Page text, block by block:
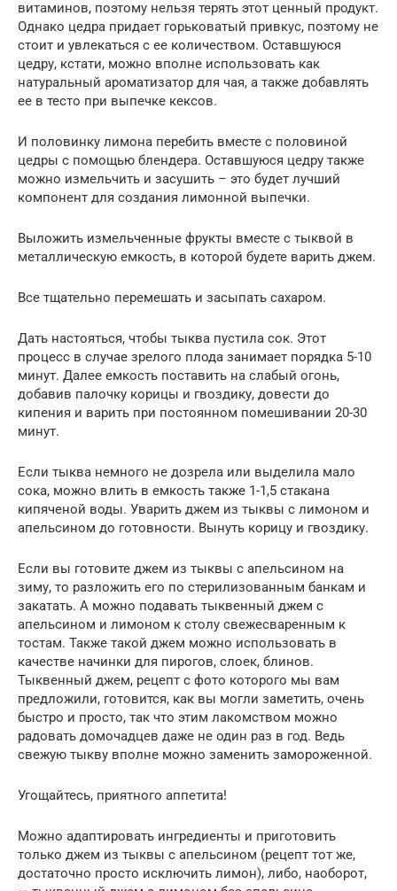
витаминов, поэтому нельзя терять этот ценный продукт.
Однако цедра придает горьковатый привкус, поэтому не
стоит и увлекаться с ее количеством. Оставшуюся
цедру, кстати, можно вполне использовать как
натуральный ароматизатор для чая, а также добавлять
ее в тесто при выпечке кексов.
И половинку лимона перебить вместе с половиной
цедры с помощью блендера. Оставшуюся цедру также
можно измельчить и засушить – это будет лучший
компонент для создания лимонной выпечки.
Выложить измельченные фрукты вместе с тыквой в
металлическую емкость, в которой будете варить джем.
Все тщательно перемешать и засыпать сахаром.
Дать настояться, чтобы тыква пустила сок. Этот
процесс в случае зрелого плода занимает порядка 5-10
минут. Далее емкость поставить на слабый огонь,
добавив палочку корицы и гвоздику, довести до
кипения и варить при постоянном помешивании 20-30
минут.
Если тыква немного не дозрела или выделила мало
сока, можно влить в емкость также 1-1,5 стакана
кипяченой воды. Уварить джем из тыквы с лимоном и
апельсином до готовности. Вынуть корицу и гвоздику.
Если вы готовите джем из тыквы с апельсином на
зиму, то разложить его по стерилизованным банкам и
закатать. А можно подавать тыквенный джем с
апельсином и лимоном к столу свежесваренным к
тостам. Также такой джем можно использовать в
качестве начинки для пирогов, слоек, блинов.
Тыквенный джем, рецепт с фото которого мы вам
предложили, готовится, как вы могли заметить, очень
быстро и просто, так что этим лакомством можно
радовать домочадцев даже не один раз в год. Ведь
свежую тыкву вполне можно заменить замороженной.
Угощайтесь, приятного аппетита!
Можно адаптировать ингредиенты и приготовить
только джем из тыквы с апельсином (рецепт тот же,
достаточно просто исключить лимон), либо, наоборот,